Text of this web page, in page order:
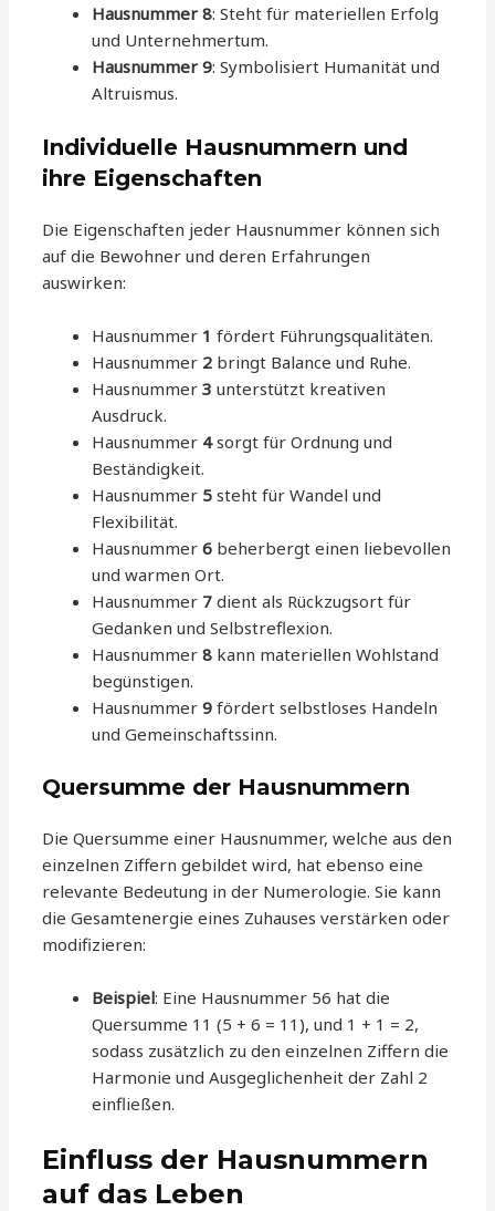
Hausnummer 8: Steht für materiellen Erfolg
und Unternehmertum.
Hausnummer 9: Symbolisiert Humanität und
Altruismus.
Individuelle Hausnummern und
ihre Eigenschaften
Die Eigenschaften jeder Hausnummer können sich
auf die Bewohner und deren Erfahrungen
auswirken:
Hausnummer 1 fördert Führungsqualitäten.
Hausnummer 2 bringt Balance und Ruhe.
Hausnummer3 unterstützt kreativen
Ausdruck.
Hausnummer 4sorgt für Ordnung und
Beständigkeit.
Hausnummer 5 steht für Wandel und
Flexibilität.
Hausnummer6 beherbergt einen liebevollen
und warmen Ort.
Hausnummer 7 dient als Rückzugsort für
Gedanken und Selbstreflexion.
Hausnummer8 kann materiellen Wohlstand
begünstigen.
Hausnummer9 fördert selbstloses Handeln
und Gemeinschaftssinn.
Quersumme der Hausnummern
Die Quersumme einer Hausnummer, welche aus den
einzelnen Ziffern gebildet wird, hat ebenso eine
relevante Bedeutung in der Numerologie. Sie kann
die Gesamtenergie eines Zuhauses verstärken oder
modifizieren:
Beispiel: Eine Hausnummer 56 hat die
Quersumme 11 (5 + 6 = 11), und 1 + 1 = 2,
sodass zusätzlich zu den einzelnen Ziffern die
Harmonie und Ausgeglichenheit der Zahl 2
einfließen.
Einfluss der Hausnummern
auf das Leben